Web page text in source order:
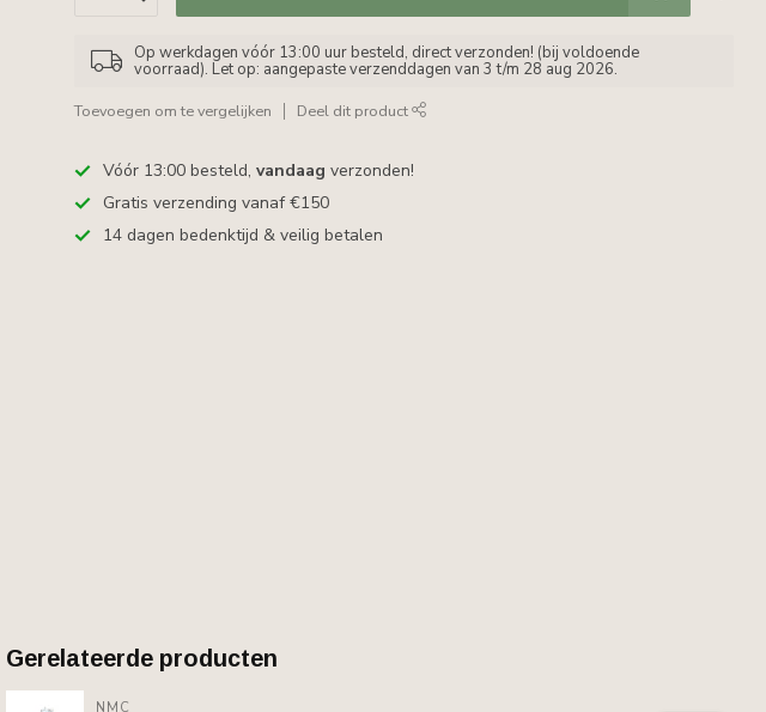
Op werkdagen vóór 13:00 uur besteld, direct verzonden! (bij voldoende
voorraad). Let op: aangepaste verzenddagen van 3 t/m 28 aug 2026.
Toevoegen om te vergelijken Deel dit product
Vóór 13:00 besteld,vandaag verzonden!
Gratis verzending vanaf €150
14 dagen bedenktijd & veilig betalen
Gerelateerde producten
NMC